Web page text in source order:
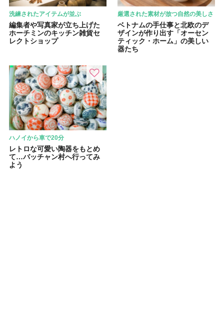
洗練されたアイテムが並ぶ
編集者や写真家が立ち上げた
ホーチミンのキッチン雑貨セ
レクトショップ
厳選された素材が放つ自然の美しさ
ベトナムの手仕事と北欧のデ
ザインが作り出す「オーセン
ティック・ホーム」の美しい
器たち
ハノイから車で20分
レトロな可愛い陶器をもとめ
て…バッチャン村へ行ってみ
よう